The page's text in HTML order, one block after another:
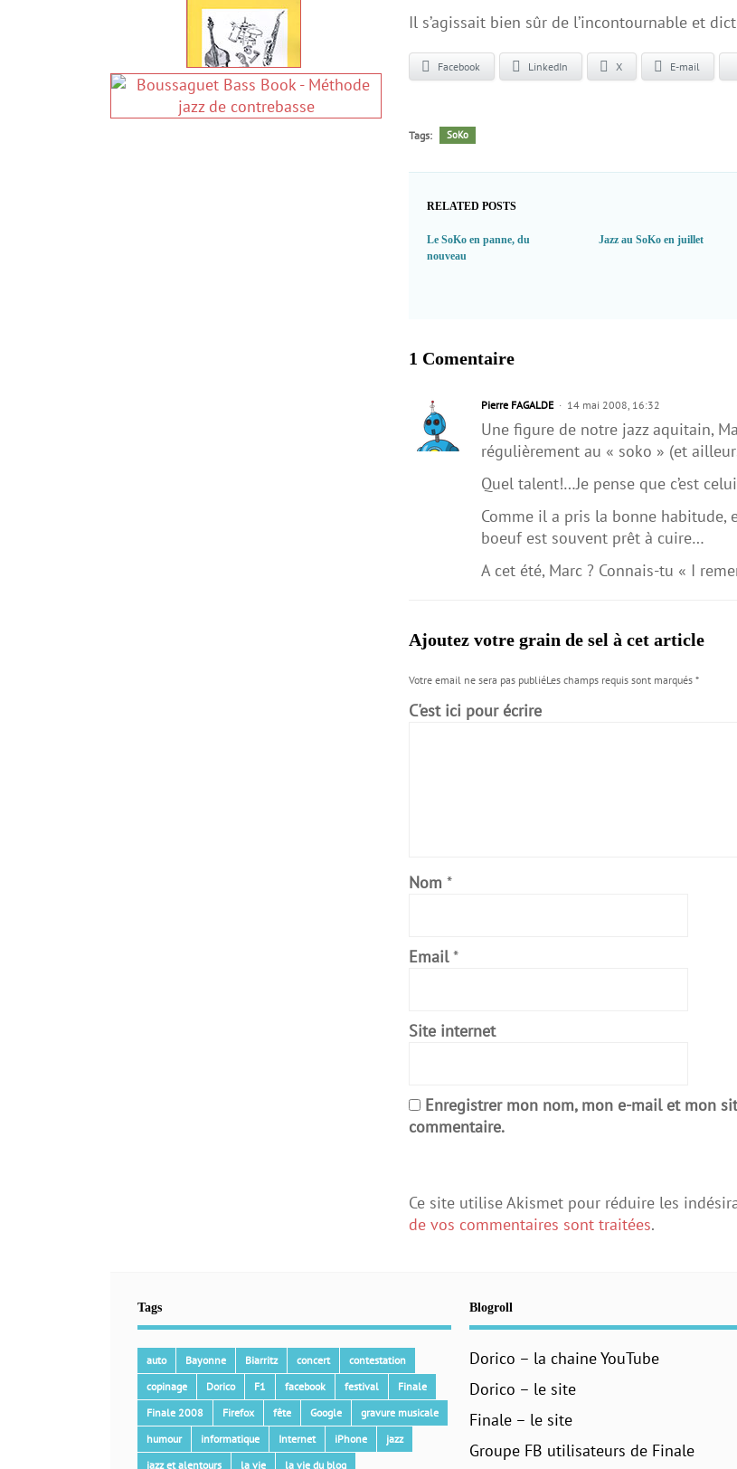
Il s’agissait bien sûr de l’incontournable et
Facebook LinkedIn X E-mail
Tags: SoKo
RELATED POSTS
Le SoKo en panne, du
nouveau
Jazz au SoKo en juillet
1 Comentaire
Pierre FAGALDE 14 mai 2008, 16:32
Une figure de notre jazz aquitain,
régulièrement au « soko » (et
Quel talent!…Je pense que c’est
Comme il a pris la bonne habitude,
boeuf est souvent prêt à cuire…
A cet été, Marc ? Connais-tu « I
Ajoutez votre grain de sel à cet article
Votre email ne sera pas publiéLes champs requis sont marqués *
C'est ici pour écrire
Nom *
Email *
Site internet
Enregistrer mon nom, mon e-mail et mon
commentaire.
Ce site utilise Akismet pour réduire les
de vos commentaires sont traitées.
Tags
auto Bayonne Biarritz concert
contestation
copinage
Dorico F1 facebook festival
Finale
Finale 2008
Firefox fête Google
gravure musicale
humour
informatique Internet iPhone
jazz
jazz et alentours
la vie la vie du blog
Blogroll
Dorico – la chaine YouTube
Dorico – le site
Finale – le site
Groupe FB utilisateurs de Finale